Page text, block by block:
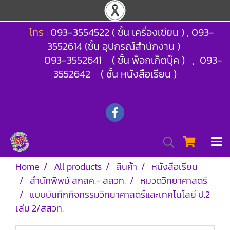
โทร : 093-3554522 ( ชั้น เครื่องเขียน ) , 093-
3552614 (ชั้น อุปกรณ์สำนักงาน )
093-3552641 ( ชั้น พ็อกเก็ตบุ๊ค ) , 093-
3552642 ( ชั้น หนังสือเรียน )
Home All products สินค้า
หนังสือเรียน
สำนักพิพม์ สกสค.- สสวท.
หมวดวิทยาศาสตร์
แบบบันทึกกิจกรรมวิทยาศาสตร์และเทคโนโลยี ป.2
เล่ม 2/สสวท.